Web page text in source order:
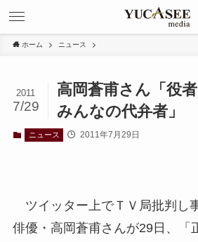
ホーム ニュース
高岡蒼甫さん「役
みんなの代弁者」
2011
7/29
ニュース 2011年7月29日
ツイッター上でＴＶ局批判し
俳優・高岡蒼甫さんが29日、「